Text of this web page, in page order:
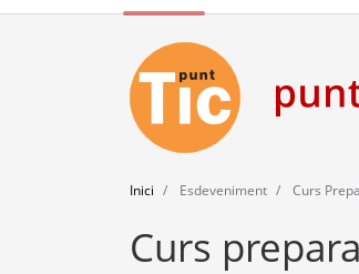
Inici Esdeveniment Curs
Curs